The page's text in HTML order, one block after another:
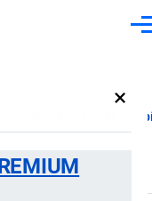
×
2024